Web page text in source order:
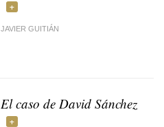
JAVIER GUITIÁN
El caso de David Sánchez